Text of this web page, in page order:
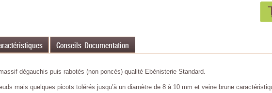
Conseils-Documentation
dégauchis puis rabotés (non poncés) qualité Ebénisterie Standard.
mais quelques picots tolérés jusqu’à un diamètre de 8 à 10 mm et veine brune